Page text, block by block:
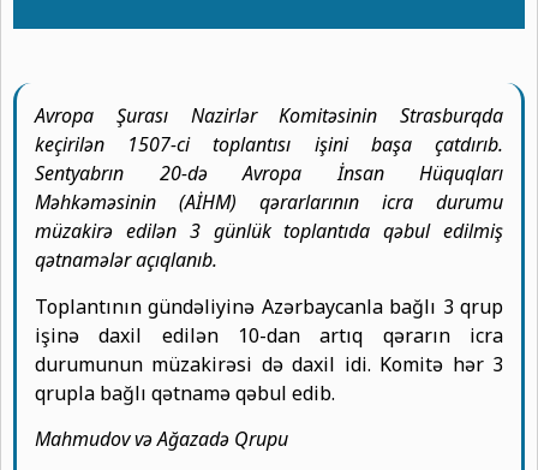
Avropa Şurası Nazirlər Komitəsinin Strasburqda
keçirilən 1507-ci toplantısı işini başa çatdırıb.
Sentyabrın 20-də Avropa İnsan Hüquqları
Məhkəməsinin (AİHM) qərarlarının icra durumu
müzakirə edilən 3 günlük toplantıda qəbul edilmiş
qətnamələr açıqlanıb.
Toplantının gündəliyinə Azərbaycanla bağlı 3 qrup
işinə daxil edilən 10-dan artıq qərarın icra
durumunun müzakirəsi də daxil idi. Komitə hər 3
qrupla bağlı qətnamə qəbul edib.
Mahmudov və Ağazadə Qrupu